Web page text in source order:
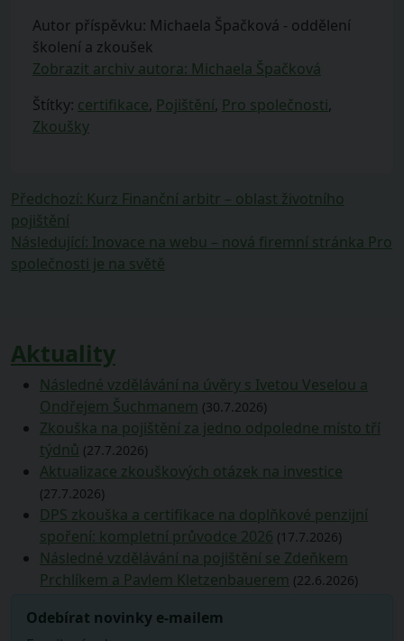
Autor příspěvku: Michaela Špačková - oddělení
školení a zkoušek
Zobrazit archiv autora: Michaela Špačková
Štítky: certifikace, Pojištění, Pro společnosti,
Zkoušky
Navigace
pro
příspěvek
Předchozí: Předchozí
Kurz Finanční arbitr – oblast životního
pojištění
Následující: Následující
příspěvek:
Inovace na webu – nová firemní stránka Pro
společnosti je na světě
Aktuality
Následné vzdělávání na úvěry s Ivetou Veselou a
Ondřejem Šuchmanem (30.7.2026)
Zkouška na pojištění za jedno odpoledne místo tří
týdnů (27.7.2026)
Aktualizace zkouškových otázek na investice
(27.7.2026)
DPS zkouška a certifikace na doplňkové penzijní
spoření: kompletní průvodce 2026 (17.7.2026)
Následné vzdělávání na pojištění se Zdeňkem
Prchlíkem a Pavlem Kletzenbauerem (22.6.2026)
Odebírat novinky e-mailem